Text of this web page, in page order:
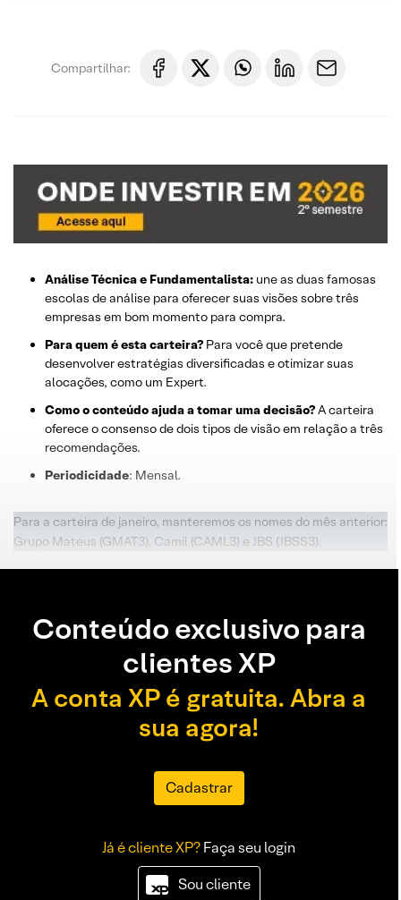
Compartilhar:
Análise Técnica e Fundamentalista: une as duas famosas
escolas de análise para oferecer suas visões sobre três
empresas em bom momento para compra.
Para quem é esta carteira? Para você que pretende
desenvolver estratégias diversificadas e otimizar suas
alocações, como um Expert.
Como o conteúdo ajuda a tomar uma decisão?A carteira
oferece o consenso de dois tipos de visão em relação a três
recomendações.
Periodicidade: Mensal.
Para a carteira de janeiro, manteremos os nomes do mês anterior:
Grupo Mateus (GMAT3), Camil (CAML3) e JBS (JBSS3).
Conteúdo exclusivo para
clientes XP
A conta XP é gratuita. Abra a
sua agora!
Cadastrar
Já é cliente XP?Faça seu login
Sou cliente